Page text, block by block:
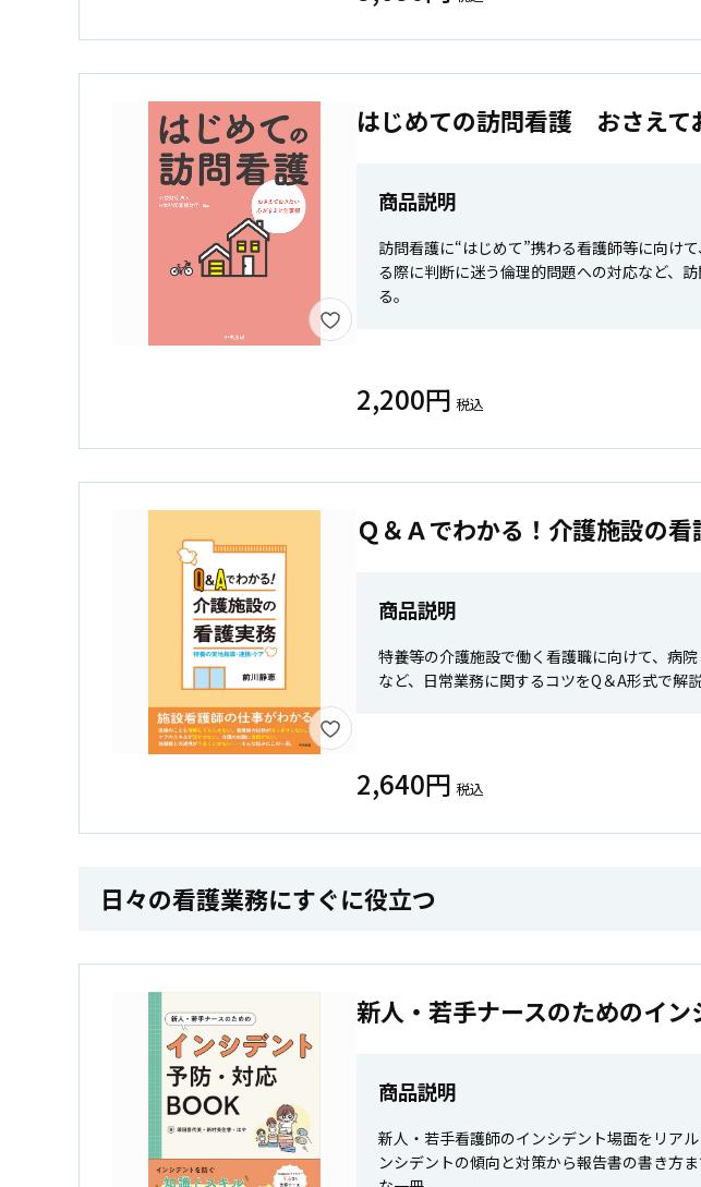
はじめての訪問看護 おさえて
商品説明
訪問看護に“はじめて”携わる看護師等に向け
る際に判断に迷う倫理的問題への対応など、
る。
2,200円 税込
Ｑ＆Ａでわかる！介護施設の
商品説明
特養等の介護施設で働く看護職に向けて、病
など、日常業務に関するコツをQ＆A形式で解
2,640円 税込
日々の看護業務にすぐに役立つ
新人・若手ナースのためのイ
商品説明
新人・若手看護師のインシデント場面をリア
ンシデントの傾向と対策から報告書の書き方